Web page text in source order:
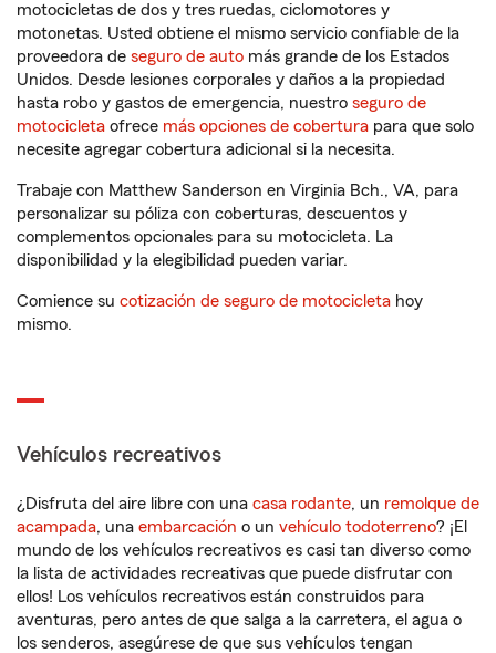
motocicletas de dos y tres ruedas, ciclomotores y
motonetas. Usted obtiene el mismo servicio confiable de la
proveedora de seguro de auto más grande de los Estados
Unidos. Desde lesiones corporales y daños a la propiedad
hasta robo y gastos de emergencia, nuestro seguro de
motocicleta ofrece más opciones de cobertura para que solo
necesite agregar cobertura adicional si la necesita.
Trabaje con Matthew Sanderson en Virginia Bch., VA, para
personalizar su póliza con coberturas, descuentos y
complementos opcionales para su motocicleta. La
disponibilidad y la elegibilidad pueden variar.
Comience su cotización de seguro de motocicleta hoy
mismo.
Vehículos recreativos
¿Disfruta del aire libre con una casa rodante, un remolque de
acampada, una embarcación o un vehículo todoterreno? ¡El
mundo de los vehículos recreativos es casi tan diverso como
la lista de actividades recreativas que puede disfrutar con
ellos! Los vehículos recreativos están construidos para
aventuras, pero antes de que salga a la carretera, el agua o
los senderos, asegúrese de que sus vehículos tengan